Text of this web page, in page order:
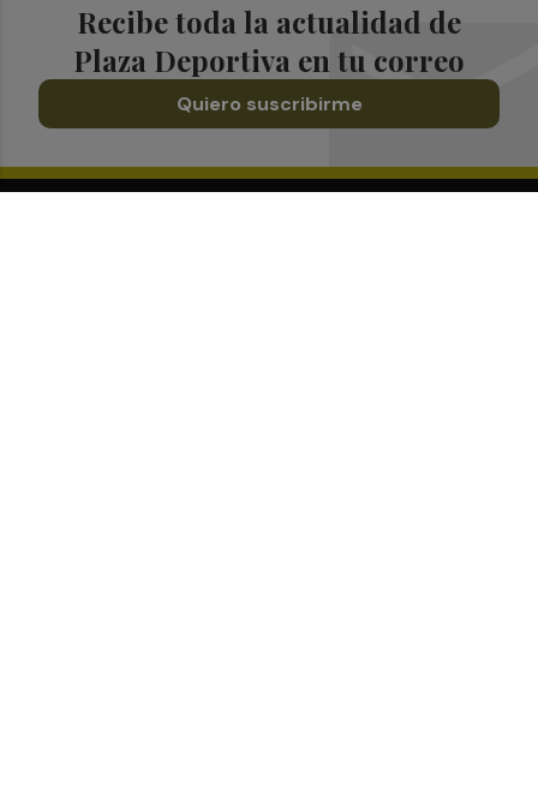
Recibe toda la actualidad de
Plaza Deportiva en tu correo
Quiero suscribirme